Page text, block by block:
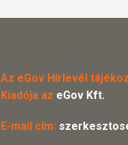
Az eGov Hírlevél
Kiadója az eGov Kft.
E-mail cím: